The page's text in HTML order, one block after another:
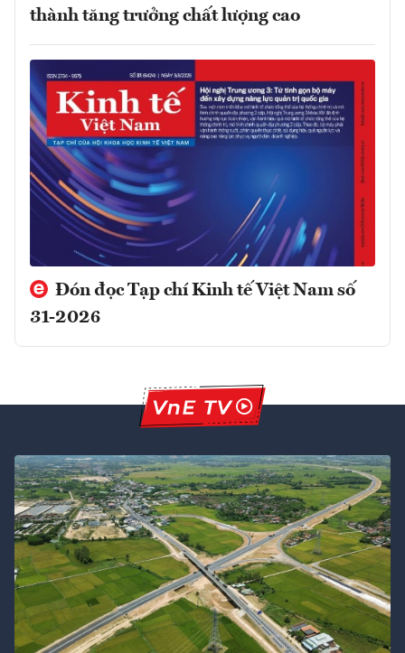
thành tăng trưởng chất lượng cao
Đón đọc Tạp chí Kinh tế Việt Nam số
31-2026